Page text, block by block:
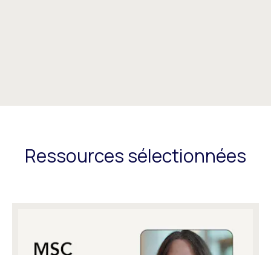
Ressources sélectionnées